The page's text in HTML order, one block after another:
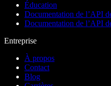
Éducation
Documentation de l’API
Documentation de l’API
Entreprise
À propos
Contact
Blog